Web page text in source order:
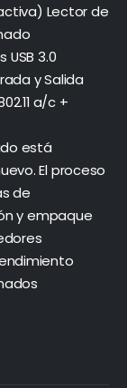
Lector de
3.0
y Salida
a/c +
está
El proceso
de
y empaque